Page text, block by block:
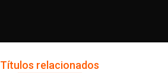
Títulos relacionados